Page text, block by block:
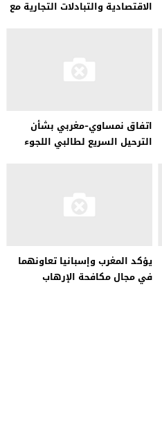
الاقتصادية والتبادلات التجارية مع
اتفاق نمساوي-مغربي بشأن
الترحيل السريع لطالبي اللجوء
يؤكد المغرب وإسبانيا تعاونهما
في مجال مكافحة الإرهاب